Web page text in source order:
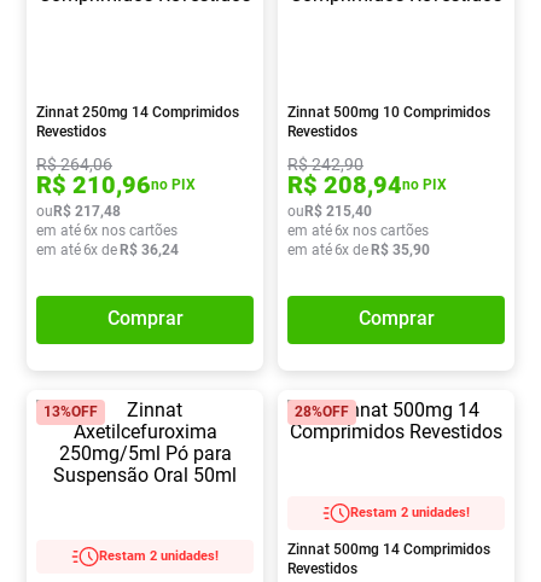
Zinnat 250mg 14 Comprimidos
Revestidos
R$264,06
R$ 210,96no PIX
ouR$ 217,48
em até6x nos cartões
em até6x deR$ 36,24
Comprar
Zinnat 500mg 10 Comprimidos
Revestidos
R$242,90
R$ 208,94no PIX
ouR$ 215,40
em até6x nos cartões
em até6x deR$ 35,90
Comprar
13%OFF
Restam 2 unidades!
28%OFF
Restam 2 unidades!
Zinnat 500mg 14 Comprimidos
Revestidos
9º Vitamina D
10º Lavitan